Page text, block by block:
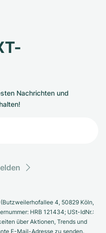
Nachrichten und
4, 50829 Köln,
HRB 121434; USt-IdNr.:
über Aktionen, Trends und
E-Mail-Adresse zu senden.